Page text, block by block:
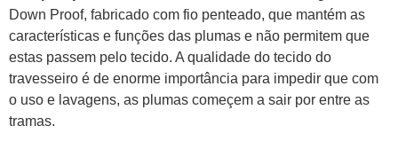
Down Proof, fabricado com fio penteado, que mantém as
características e funções das plumas e não permitem que
estas passem pelo tecido. A qualidade do tecido do
travesseiro é de enorme importância para impedir que com
o uso e lavagens, as plumas começem a sair por entre as
tramas.